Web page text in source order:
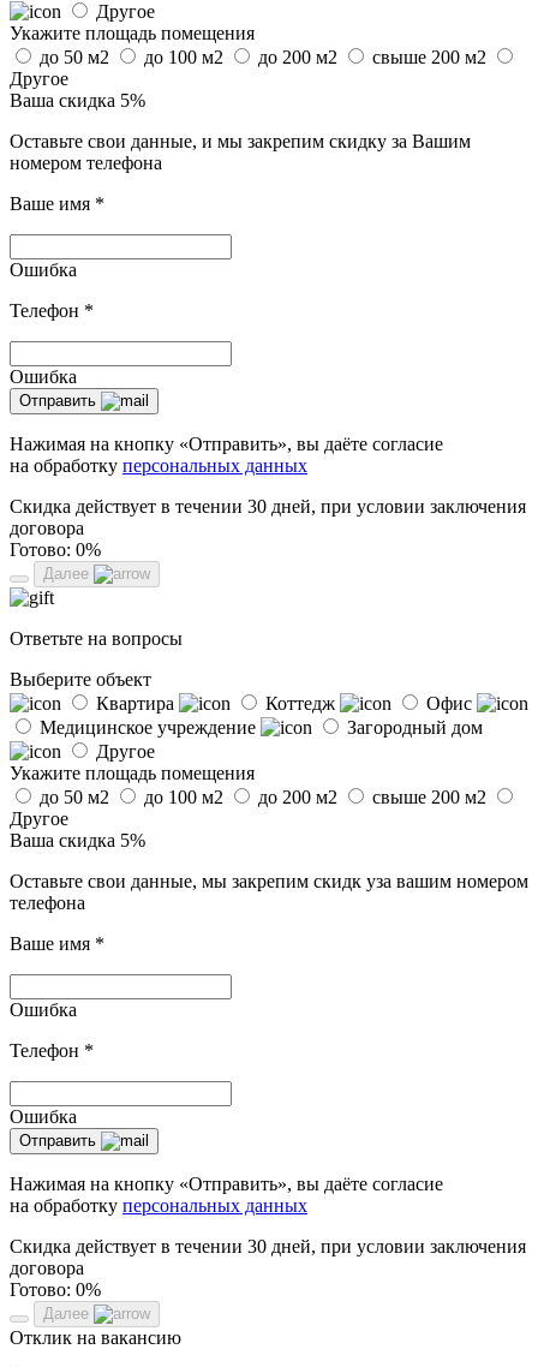
Другое
Укажите площадь помещения
до 50 м2
до 100 м2 до 200 м2
свыше 200 м2
Другое
Ваша скидка 5%
Оставьте свои данные, и мы закрепим скидку за Вашим
номером телефона
Ваше имя *
Ошибка
Телефон *
Ошибка
Отправить
Нажимая на кнопку «Отправить», вы даёте согласие
на обработку персональных данных
Скидка действует в течении 30 дней, при условии заключения
договора
Готово: 0%
Далее
Ответьте на вопросы
Выберите объект
Квартира
Коттедж
Офис
Медицинское учреждение
Загородный дом
Другое
Укажите площадь помещения
до 50 м2
до 100 м2 до 200 м2
свыше 200 м2
Другое
Ваша скидка 5%
Оставьте свои данные, мы закрепим скидк уза вашим номером
телефона
Ваше имя *
Ошибка
Телефон *
Ошибка
Отправить
Нажимая на кнопку «Отправить», вы даёте согласие
на обработку персональных данных
Скидка действует в течении 30 дней, при условии заключения
договора
Готово: 0%
Далее
Отклик на вакансию